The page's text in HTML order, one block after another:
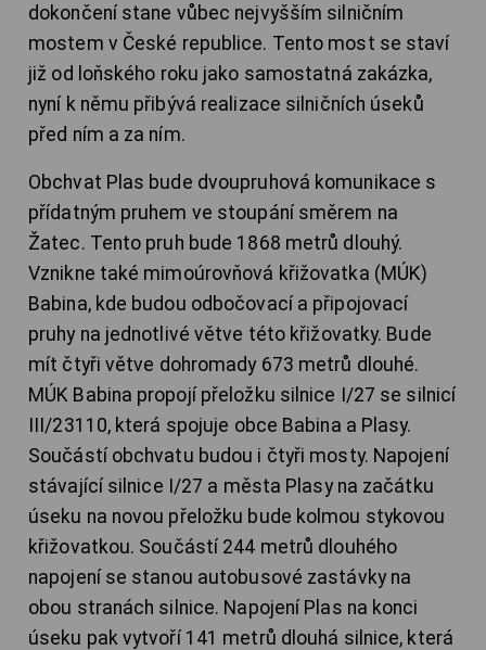
dokončení stane vůbec nejvyšším silničním
mostem v České republice. Tento most se staví
již od loňského roku jako samostatná zakázka,
nyní k němu přibývá realizace silničních úseků
před ním a za ním.
Obchvat Plas bude dvoupruhová komunikace s
přídatným pruhem ve stoupání směrem na
Žatec. Tento pruh bude 1868 metrů dlouhý.
Vznikne také mimoúrovňová křižovatka (MÚK)
Babina, kde budou odbočovací a připojovací
pruhy na jednotlivé větve této křižovatky. Bude
mít čtyři větve dohromady 673 metrů dlouhé.
MÚK Babina propojí přeložku silnice I/27 se silnicí
III/23110, která spojuje obce Babina a Plasy.
Součástí obchvatu budou i čtyři mosty. Napojení
stávající silnice I/27 a města Plasy na začátku
úseku na novou přeložku bude kolmou stykovou
křižovatkou. Součástí 244 metrů dlouhého
napojení se stanou autobusové zastávky na
obou stranách silnice. Napojení Plas na konci
úseku pak vytvoří 141 metrů dlouhá silnice, která